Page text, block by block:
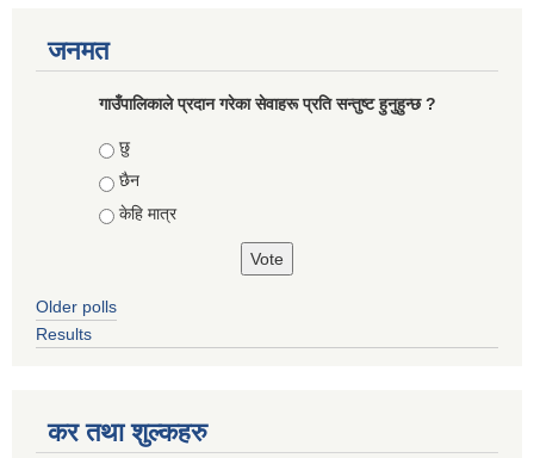
जनमत
गाउँपालिकाले प्रदान गरेका सेवाहरू प्रति सन्तुष्ट हुनुहुन्छ ?
Choices
छु
छैन
केहि मात्र
Older polls
Results
कर तथा शुल्कहरु